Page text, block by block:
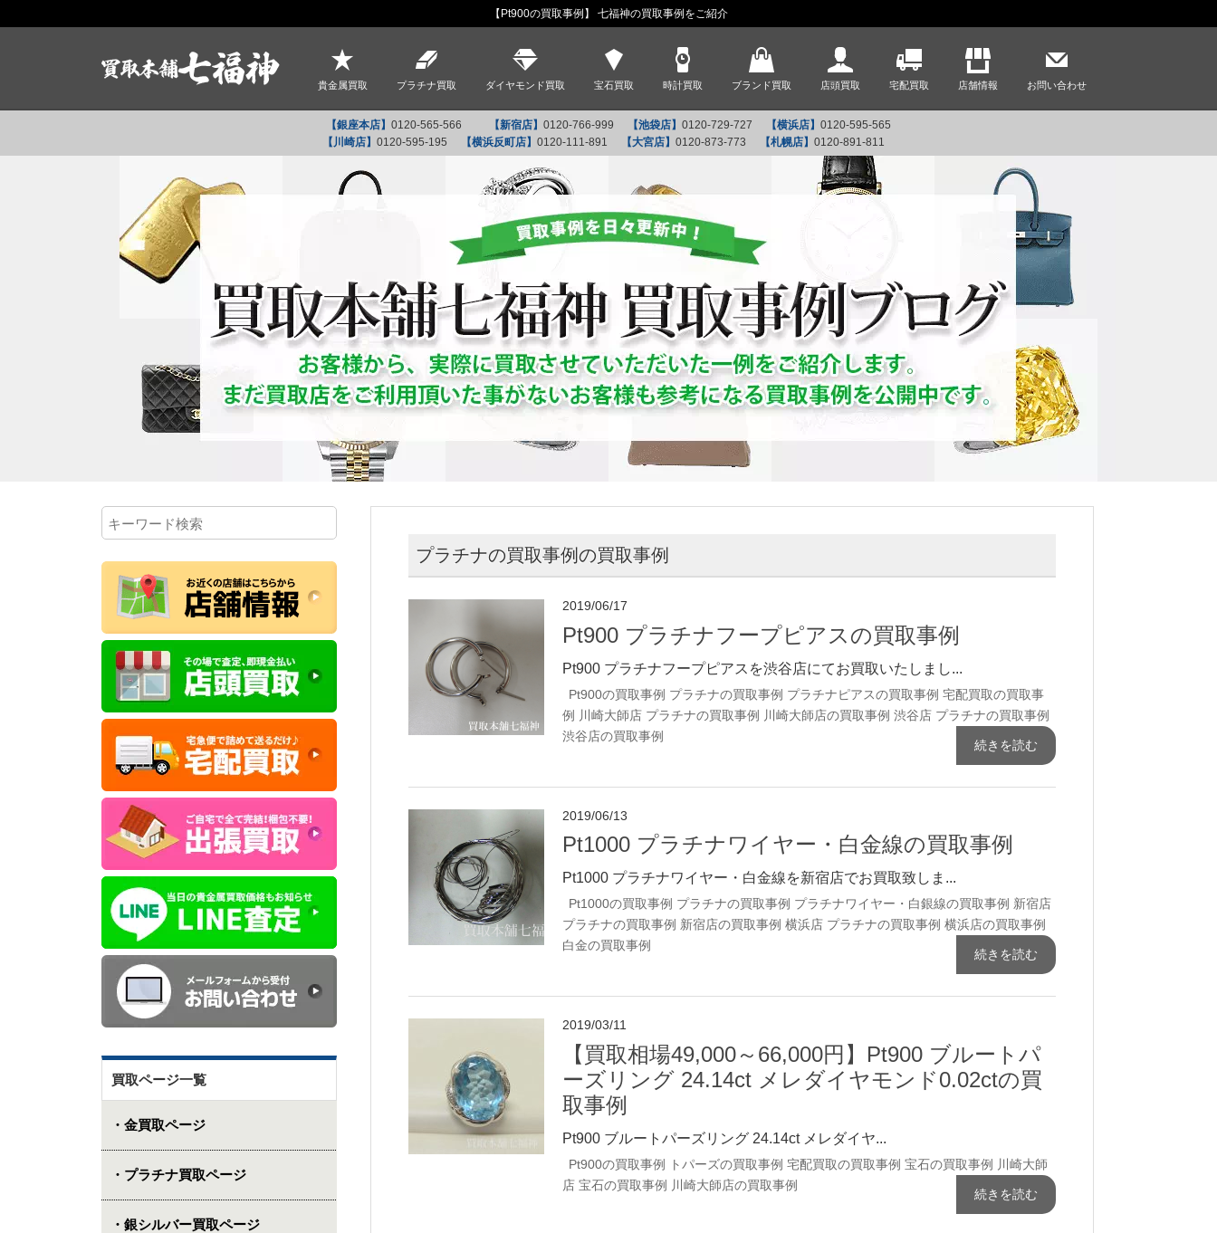
【Pt900の買取事例】 七福神の買取事例をご紹介
貴金属買取 プラチナ買取 ダイヤモンド買取 宝石買取 時計買取 ブランド買取 店頭買取 宅配買取 店舗情報 お問い合わせ
【銀座本店】 0120-565-566 【新宿店】 0120-766-999 【池袋店】 0120-729-727 【横浜店】 0120-595-565
【川崎店】 0120-595-195 【横浜反町店】 0120-111-891 【大宮店】 0120-873-773 【札幌店】 0120-891-811
プラチナの買取事例の買取事例
2019/06/17
Pt900 プラチナフープピアスの買取事例
Pt900 プラチナフープピアスを渋谷店にてお買取いたしまし...
Pt900の買取事例 プラチナの買取事例 プラチナピアスの買取事例 宅配買取の買取事
例 川崎大師店 プラチナの買取事例 川崎大師店の買取事例 渋谷店 プラチナの買取事例
渋谷店の買取事例
続きを読む
2019/06/13
Pt1000 プラチナワイヤー・白金線の買取事例
Pt1000 プラチナワイヤー・白金線を新宿店でお買取致しま...
Pt1000の買取事例 プラチナの買取事例 プラチナワイヤー・白銀線の買取事例 新宿店
プラチナの買取事例 新宿店の買取事例 横浜店 プラチナの買取事例 横浜店の買取事例
白金の買取事例
続きを読む
2019/03/11
【買取相場49,000～66,000円】Pt900 ブルートパ
ーズリング 24.14ct メレダイヤモンド0.02ctの買
取事例
Pt900 ブルートパーズリング 24.14ct メレダイヤ...
Pt900の買取事例 トパーズの買取事例 宅配買取の買取事例 宝石の買取事例 川崎大師
店 宝石の買取事例 川崎大師店の買取事例
続きを読む
買取ページ一覧
・金買取ページ
・プラチナ買取ページ
・銀シルバー買取ページ